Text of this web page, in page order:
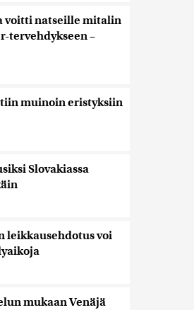
voitti natseille mitalin
tervehdykseen –
muinoin eristyksiin
Slovakiassa
voi
mukaan Venäjä